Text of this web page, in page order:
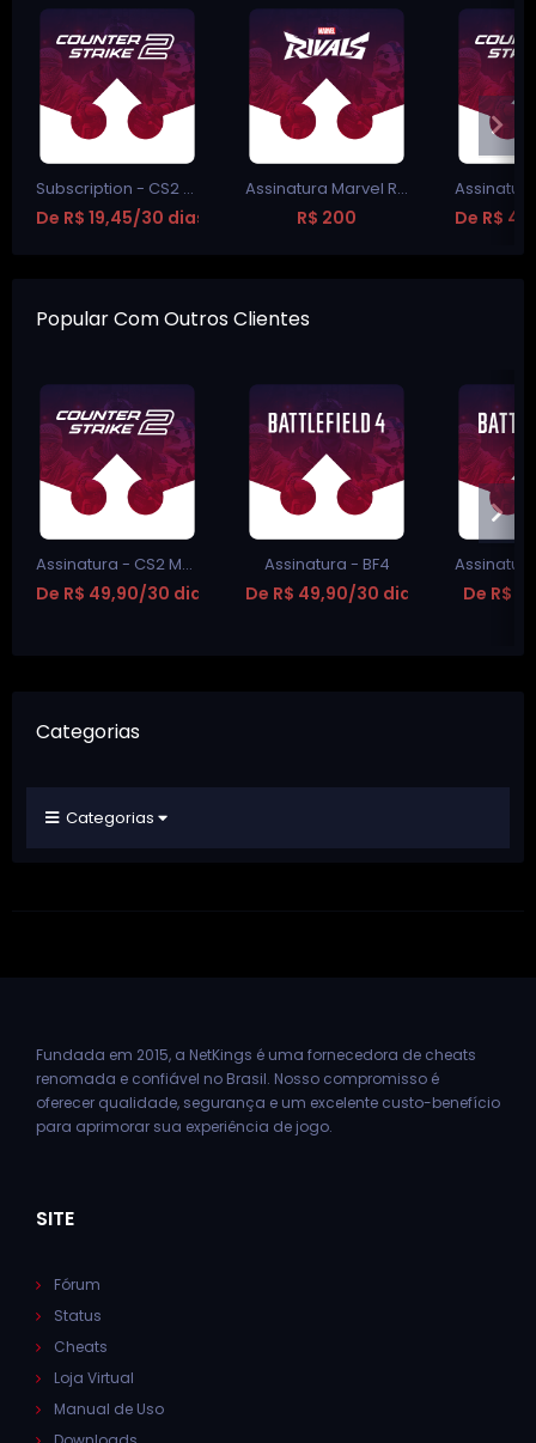
Subscription - CS2 Chams
De R$ 19,45/30 dias
Assinatura Marvel Rivals
R$ 200 De R$
Popular Com Outros Clientes
Assinatura - CS2 Multi-Hack
De R$ 49,90/30 dias
Assinatura - BF4
De R$ 49,90/30 dias De R$
Categorias
Categorias
Fundada em 2015, a NetKings é uma fornecedora de cheats
renomada e confiável no Brasil. Nosso compromisso é
oferecer qualidade, segurança e um excelente custo-benefício
para aprimorar sua experiência de jogo.
SITE
Fórum
Status
Cheats
Loja Virtual
Manual de Uso